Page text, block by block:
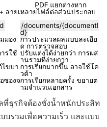
PDF แยกต่างหาก
ลายเหลายไฟล์ต่อส่วนประกอบ
/documents/{documentI
d}
มอง การประมวลผลแบบละเอีย
ด การตรวจสอบ
รใช้ ปรับแต่งได้ง่ายกว่า การผส
านรวมที่ง่ายกว่า
ไขบา การเรียกมากขึ้น อาจใช้โค
วต้า
ซองจการเรียกหลายครั้ง ขยายต
ามจำนวนเอกสาร
ที่ธุรกิจต้องชั่งน้ำหนักประสิท
รวมเพื่อความเร็ว และแบบ